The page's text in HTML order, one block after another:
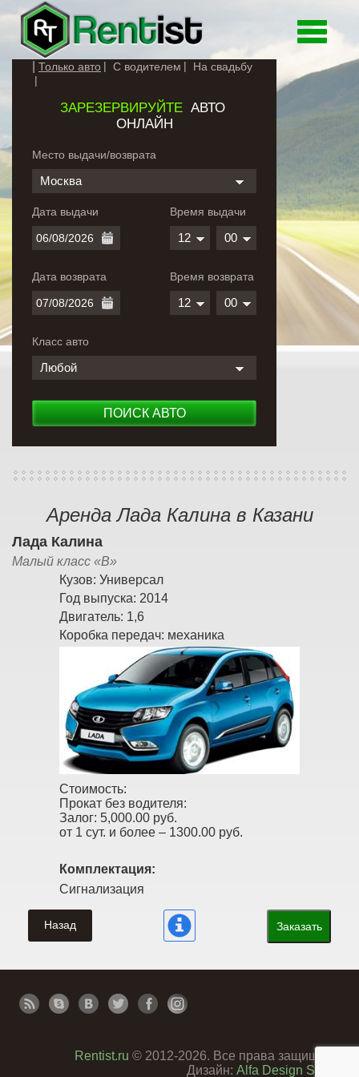
Toggle
Только авто С водителем На свадьбу
ЗАРЕЗЕРВИРУЙТЕАВТО
ОНЛАЙН
Место выдачи/возврата
Москва
Дата выдачи
Дата возврата
Время выдачи
12 00
Время возврата
12 00
Класс авто
Любой
ПОИСК АВТО
Аренда Лада Калина в Казани
Лада Калина
Малый класс «B»
Кузов: Универсал
Год выпуска: 2014
Двигатель: 1,6
Коробка передач: механика
Стоимость:
Прокат без водителя:
Залог: 5,000.00 руб.
от 1 сут. и более – 1300.00 руб.
Комплектация:
Сигнализация
Назад Заказать
Rentist.ru © 2012-2026. Все права защищены
Дизайн: Alfa Design Studio